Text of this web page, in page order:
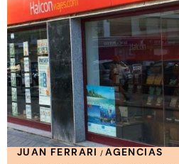
JUAN FERRARI /AGENCIAS